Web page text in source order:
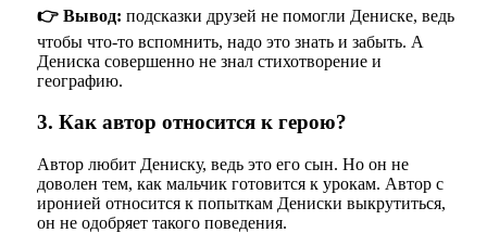
👉 Вывод: подсказки друзей не помогли Дениске, ведь
чтобы что-то вспомнить, надо это знать и забыть. А
Дениска совершенно не знал стихотворение и
географию.
3. Как автор относится к герою?
Автор любит Дениску, ведь это его сын. Но он не
доволен тем, как мальчик готовится к урокам. Автор с
иронией относится к попыткам Дениски выкрутиться,
он не одобряет такого поведения.